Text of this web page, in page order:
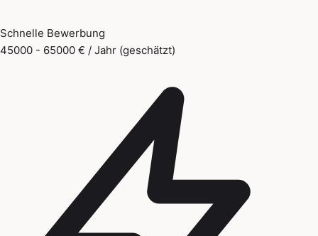
Schnelle Bewerbung
45000 - 65000 € / Jahr (geschätzt)